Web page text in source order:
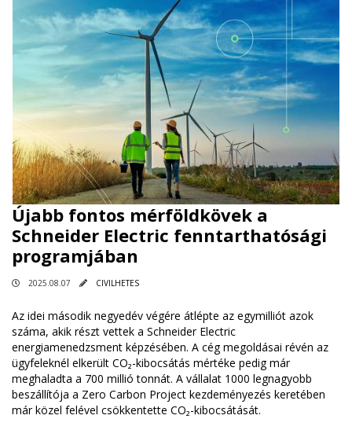
Újabb fontos mérföldkövek a
Schneider Electric fenntarthatósági
programjában
2025.08.07 CIVILHETES
Az idei második negyedév végére átlépte az egymilliót azok
száma, akik részt vettek a Schneider Electric
energiamenedzsment képzésében. A cég megoldásai révén az
ügyfeleknél elkerült CO₂-kibocsátás mértéke pedig már
meghaladta a 700 millió tonnát. A vállalat 1000 legnagyobb
beszállítója a Zero Carbon Project kezdeményezés keretében
már közel felével csökkentette CO₂-kibocsátását.